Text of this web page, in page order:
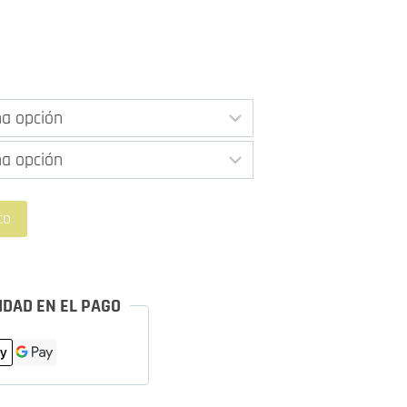
€
€
EN EL PAGO